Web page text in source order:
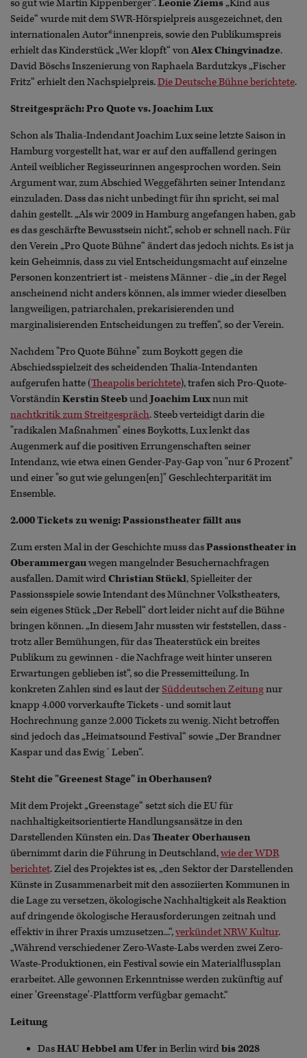
so gut wie Martin Kippenberger“.Leonie Ziems„Kind aus
Seide“ wurde mit dem SWR-Hörspielpreis ausgezeichnet, den
internationalen Autor*innenpreis, sowie den Publikumspreis
erhielt das Kinderstück „Wer klopft“ vonAlex Chingvinadze.
David Böschs Inszenierung von Raphaela Bardutzkys „Fischer
Fritz“ erhielt den Nachspielpreis.Die Deutsche Bühne berichtete.
Streitgespräch: Pro Quote vs. Joachim Lux
Schon als Thalia-Indendant Joachim Lux seine letzte Saison in
Hamburg vorgestellt hat, war er auf den auffallend geringen
Anteil weiblicher Regisseurinnen angesprochen worden. Sein
Argument war, zum Abschied Weggefährten seiner Intendanz
einzuladen. Dass das nicht unbedingt für ihn spricht, sei mal
dahin gestellt. „Als wir 2009 in Hamburg angefangen haben, gab
es das geschärfte Bewusstsein nicht.“, schob er schnell nach. Für
den Verein „Pro Quote Bühne“ ändert das jedoch nichts. Es ist ja
kein Geheimnis, dass zu viel Entscheidungsmacht auf einzelne
Personen konzentriert ist - meistens Männer - die „in der Regel
anscheinend nicht anders können, als immer wieder dieselben
langweiligen, patriarchalen, prekarisierenden und
marginalisierenden Entscheidungen zu treffen“, so der Verein.
Nachdem "Pro Quote Bühne" zum Boykott gegen die
Abschiedsspielzeit des scheidenden Thalia-Intendanten
aufgerufen hatte (Theapolis berichtete), trafen sich Pro-Quote-
VorständinKerstin SteebundJoachim Luxnun mit
nachtkritik zum Streitgespräch. Steeb verteidigt darin die
"radikalen Maßnahmen" eines Boykotts, Lux lenkt das
Augenmerk auf die positiven Errungenschaften seiner
Intendanz, wie etwa einen Gender-Pay-Gap von "nur 6 Prozent"
und einer "so gut wie gelungen[en]" Geschlechterparität im
Ensemble.
2.000 Tickets zu wenig: Passionstheater fällt aus
Zum ersten Mal in der Geschichte muss dasPassionstheater in
Oberammergauwegen mangelnder Besuchernachfragen
ausfallen. Damit wirdChristian Stückl, Spielleiter der
Passionsspiele sowie Intendant des Münchner Volkstheaters,
sein eigenes Stück „Der Rebell“ dort leider nicht auf die Bühne
bringen können. „In diesem Jahr mussten wir feststellen, dass -
trotz aller Bemühungen, für das Theaterstück ein breites
Publikum zu gewinnen - die Nachfrage weit hinter unseren
Erwartungen geblieben ist“, so die Pressemitteilung. In
konkreten Zahlen sind es laut derSüddeutschen Zeitungnur
knapp 4.000 vorverkaufte Tickets - und somit laut
Hochrechnung ganze 2.000 Tickets zu wenig. Nicht betroffen
sind jedoch das „Heimatsound Festival“ sowie „Der Brandner
Kaspar und das Ewig´ Leben“.
Steht die "Greenest Stage" in Oberhausen?
Mit dem Projekt „Greenstage“ setzt sich die EU für
nachhaltigkeitsorientierte Handlungsansätze in den
Darstellenden Künsten ein. DasTheater Oberhausen
übernimmt darin die Führung in Deutschland,wie der WDR
berichtet. Ziel des Projektes ist es, „den Sektor der Darstellenden
Künste in Zusammenarbeit mit den assoziierten Kommunen in
die Lage zu versetzen, ökologische Nachhaltigkeit als Reaktion
auf dringende ökologische Herausforderungen zeitnah und
eﬀektiv in ihrer Praxis umzusetzen...“,verkündet NRW Kultur.
„Während verschiedener Zero-Waste-Labs werden zwei Zero-
Waste-Produktionen, ein Festival sowie ein Materialﬂussplan
erarbeitet. Alle gewonnen Erkenntnisse werden zukünftig auf
einer 'Greenstage'-Plattform verfügbar gemacht.“
Leitung
DasHAU Hebbel am Uferin Berlin wirdbis 2028